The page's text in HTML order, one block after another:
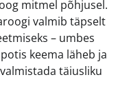
mitmel põhjusel.
valmib täpselt
– umbes
keema läheb ja
täiusliku